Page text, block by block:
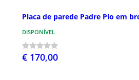
Placa de parede Padre Pio em
DISPONÍVEL
€ 170,00